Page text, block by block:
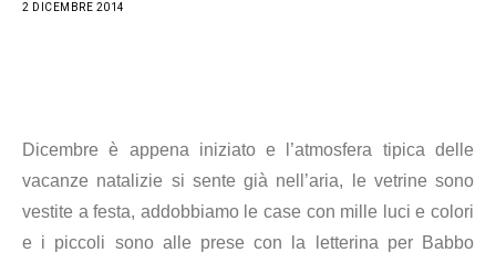
2 DICEMBRE 2014
Dicembre è appena iniziato e l’atmosfera tipica delle
vacanze natalizie si sente già nell’aria, le vetrine sono
vestite a festa, addobbiamo le case con mille luci e colori
e i piccoli sono alle prese con la letterina per Babbo